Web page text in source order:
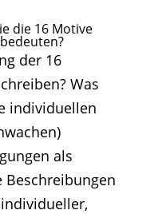
die 16 Motive
der 16
Was
individuellen
als
Beschreibungen